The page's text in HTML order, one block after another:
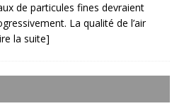
de particules fines devraient
La qualité de l’air
la suite]